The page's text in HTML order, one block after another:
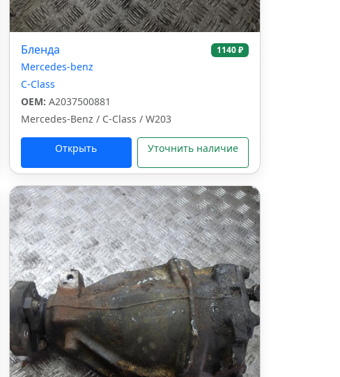
Бленда 1140 ₽
Mercedes-benz
C-Class
OEM: A2037500881
Mercedes-Benz / C-Class / W203
Открыть Уточнить наличие